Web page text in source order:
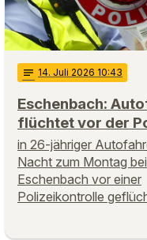
notes 14. Juli 2026 10:43
Eschenbach:
flüchtet vor der
in 26-jähriger
Nacht zum Montag bei
Eschenbach vor einer
Polizeikontrolle